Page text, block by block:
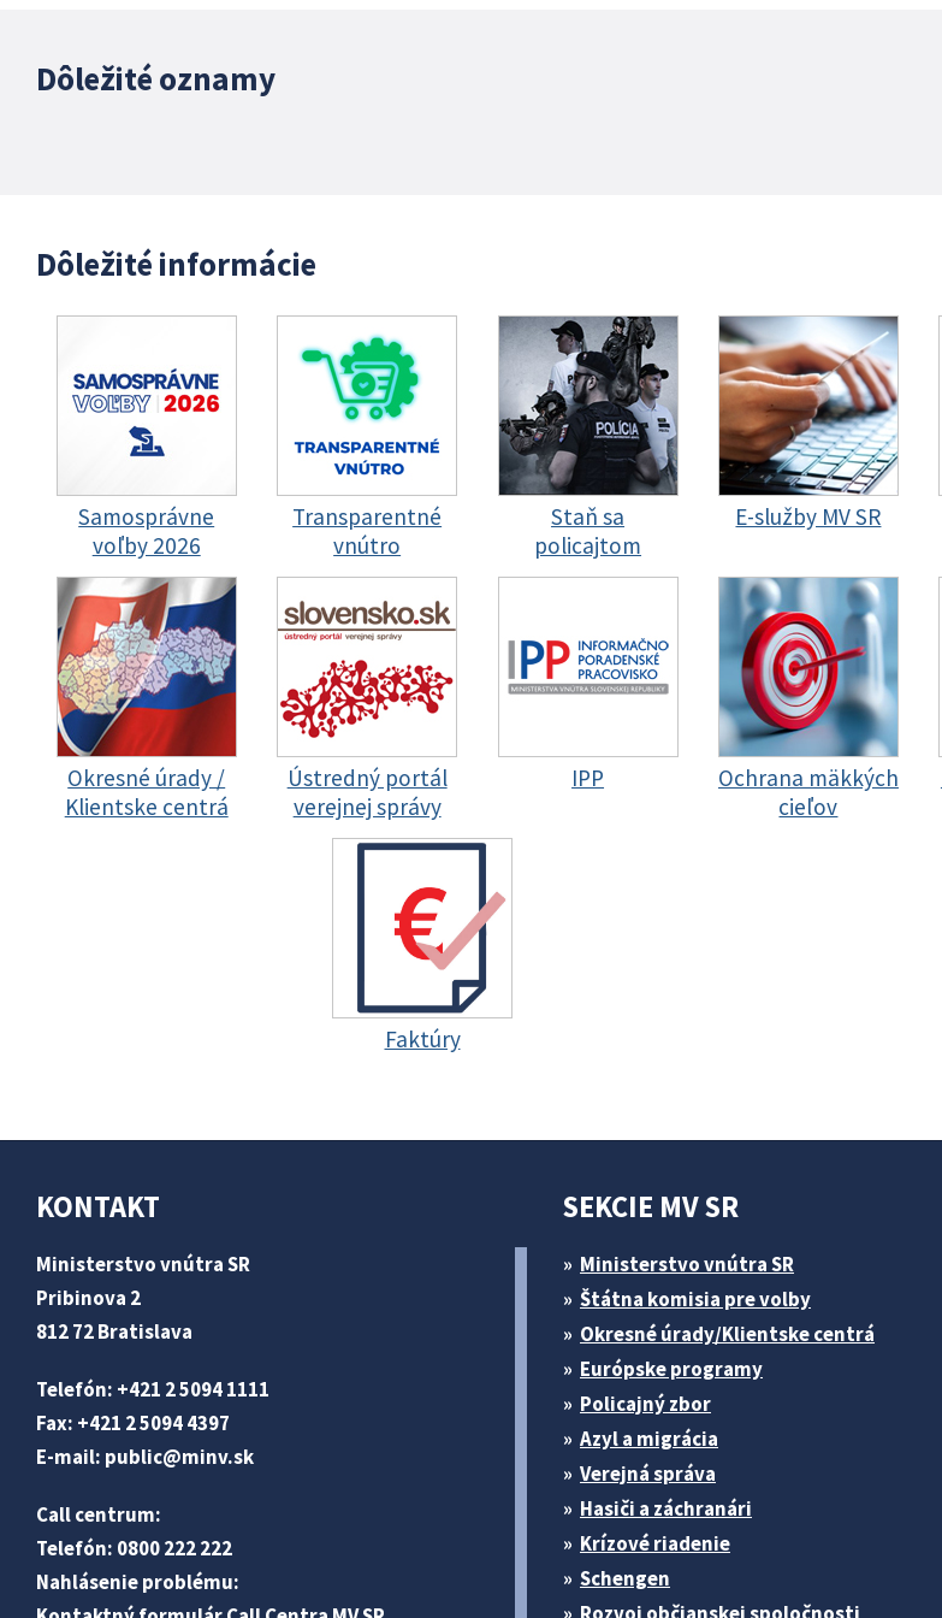
Dôležité oznamy
Dôležité informácie
Samosprávne
voľby 2026
Transparentné
vnútro
Staň sa
policajtom
E-služby MV SR
Okresné úrady /
Klientske centrá
Ústredný portál
verejnej správy
IPP
Ochrana mäkkých
cieľov
Faktúry
KONTAKT
Ministerstvo vnútra SR
Pribinova 2
812 72 Bratislava
Telefón: +421 2 5094 1111
Fax: +421 2 5094 4397
E-mail: public@minv.sk
Call centrum:
Telefón: 0800 222 222
Nahlásenie problému:
SEKCIE MV SR
Ministerstvo vnútra SR
Štátna komisia pre volby
Okresné úrady/Klientske centrá
Európske programy
Policajný zbor
Azyl a migrácia
Verejná správa
Hasiči a záchranári
Krízové riadenie
Schengen
Rozvoj občianskej spoločnosti